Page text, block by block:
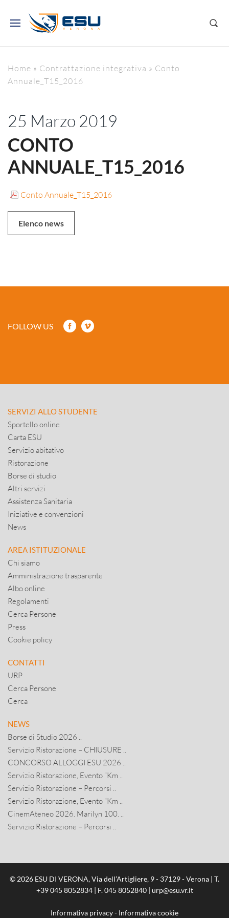
Home » Contrattazione integrativa » Conto
Annuale_T15_2016
25 Marzo 2019
CONTO
ANNUALE_T15_2016
Conto Annuale_T15_2016
Elenco news
FOLLOW US
SERVIZI ALLO STUDENTE
Sportello online
Carta ESU
Servizio abitativo
Ristorazione
Borse di studio
Altri servizi
Assistenza Sanitaria
Iniziative e convenzioni
News
AREA ISTITUZIONALE
Chi siamo
Amministrazione trasparente
Albo online
Regolamenti
Cerca Persone
Press
Cookie policy
CONTATTI
URP
Cerca Persone
Cerca
NEWS
Borse di Studio 2026 ..
Servizio Ristorazione – CHIUSURE ..
CONCORSO ALLOGGI ESU 2026 ..
Servizio Ristorazione, Evento “Km ..
Servizio Ristorazione – Percorsi ..
Servizio Ristorazione, Evento “Km ..
CinemAteneo 2026. Marilyn 100. ..
Servizio Ristorazione – Percorsi ..
© 2026 ESU DI VERONA, Via dell’Artigliere, 9 - 37129 - Verona | T.
+39 045 8052834| F. 045 8052840 | urp@esu.vr.it
Informativa privacy- Informativa cookie